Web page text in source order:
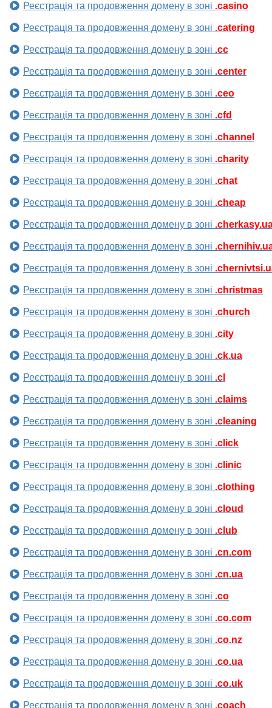
Реєстрація та продовження домену в зоні .casino
Реєстрація та продовження домену в зоні .catering
Реєстрація та продовження домену в зоні .cc
Реєстрація та продовження домену в зоні .center
Реєстрація та продовження домену в зоні .ceo
Реєстрація та продовження домену в зоні .cfd
Реєстрація та продовження домену в зоні .channel
Реєстрація та продовження домену в зоні .charity
Реєстрація та продовження домену в зоні .chat
Реєстрація та продовження домену в зоні .cheap
Реєстрація та продовження домену в зоні
Реєстрація та продовження домену в зоні
Реєстрація та продовження домену в зоні
Реєстрація та продовження домену в зоні .christmas
Реєстрація та продовження домену в зоні .church
Реєстрація та продовження домену в зоні .city
Реєстрація та продовження домену в зоні .ck.ua
Реєстрація та продовження домену в зоні .cl
Реєстрація та продовження домену в зоні .claims
Реєстрація та продовження домену в зоні .cleaning
Реєстрація та продовження домену в зоні .click
Реєстрація та продовження домену в зоні .clinic
Реєстрація та продовження домену в зоні .clothing
Реєстрація та продовження домену в зоні .cloud
Реєстрація та продовження домену в зоні .club
Реєстрація та продовження домену в зоні .cn.com
Реєстрація та продовження домену в зоні .cn.ua
Реєстрація та продовження домену в зоні .co
Реєстрація та продовження домену в зоні .co.com
Реєстрація та продовження домену в зоні .co.nz
Реєстрація та продовження домену в зоні .co.ua
Реєстрація та продовження домену в зоні .co.uk
Реєстрація та продовження домену в зоні .coach